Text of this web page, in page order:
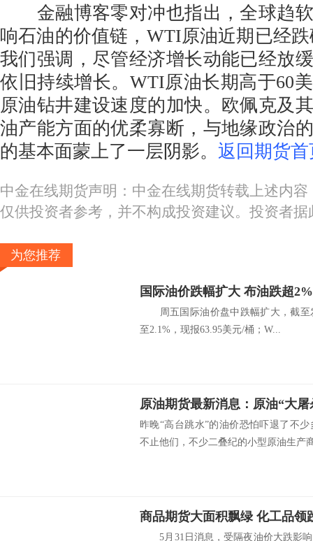
金融博客零对冲也指出，全球趋软
响石油的价值链，WTI原油近期已经
我们强调，尽管经济增长动能已经放
依旧持续增长。WTI原油长期高于60
原油钻井建设速度的加快。欧佩克及
油产能方面的优柔寡断，与地缘政治
的基本面蒙上了一层阴影。 返回期货
中金在线期货声明：中金在线期货转载上述内
仅供投资者参考，并不构成投资建议。投资者
为您推荐
国际油价跌幅扩大 布油跌超
周五国际油价盘中跌幅扩大，截至
至2.1%，现报63.95美元/桶；W...
昨晚“高台跳水”的油价恐怕吓退了不
不止他们，不少二叠纪的小型原油生产
商品期货大面积飘绿 化工品领
5月31日消息，受隔夜油价大跌影响